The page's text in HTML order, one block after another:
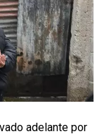
adelante por